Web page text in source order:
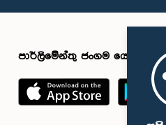
පාර්ලිමේන්තු ජංගම යෙදුම